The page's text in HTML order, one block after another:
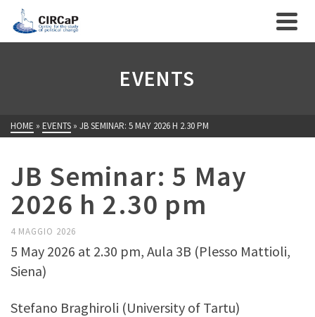
EVENTS
HOME » EVENTS » JB SEMINAR: 5 MAY 2026 H 2.30 PM
JB Seminar: 5 May
2026 h 2.30 pm
4 MAGGIO 2026
5 May 2026 at 2.30 pm, Aula 3B (Plesso Mattioli,
Siena)
Stefano Braghiroli (University of Tartu)